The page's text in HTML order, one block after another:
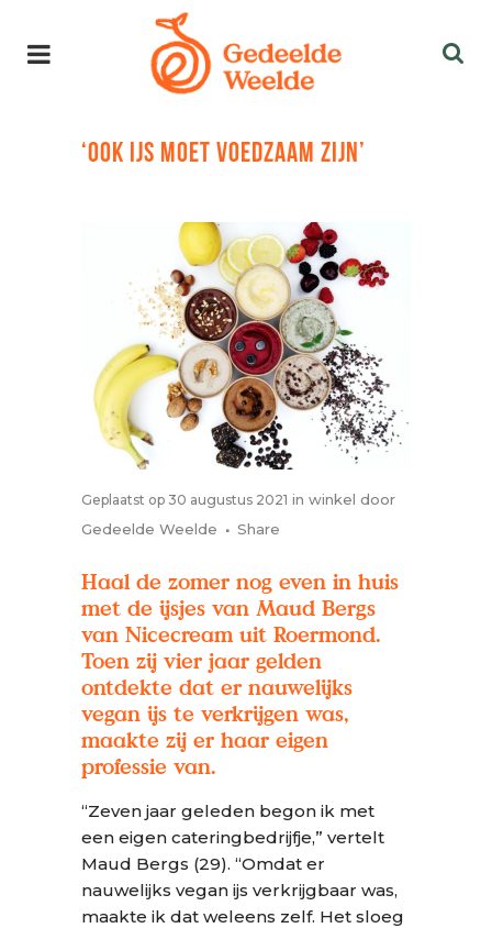
‘OOK IJS MOET VOEDZAAM ZIJN’
Geplaatst op 30 augustus 2021 in winkel door
Gedeelde Weelde
Share
Haal de zomer nog even in huis
met de ijsjes van Maud Bergs
van Nicecream uit Roermond.
Toen zij vier jaar gelden
ontdekte dat er nauwelijks
vegan ijs te verkrijgen was,
maakte zij er haar eigen
professie van.
“Zeven jaar geleden begon ik met
een eigen cateringbedrijfje,” vertelt
Maud Bergs (29). “Omdat er
nauwelijks vegan ijs verkrijgbaar was,
maakte ik dat weleens zelf. Het sloeg